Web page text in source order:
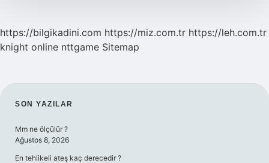
https://bilgikadini.com https://miz.com.tr https://leh.com.tr
knight online nttgame Sitemap
SIDEBAR
SON YAZILAR
Mm ne ölçülür ?
Ağustos 8, 2026
En tehlikeli ateş kaç derecedir ?